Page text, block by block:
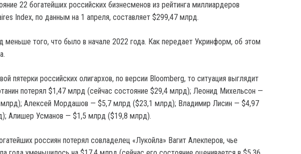
22 богатейших российских бизнесменов из рейтинга миллиардеров
Index, по данным на 1 апреля, составляет $299,47 млрд.
меньше того, что было в начале 2022 года. Как передает Укринформ, об этом
пятерки российских олигархов, по версии Bloomberg, то ситуация выглядит
потерял $1,47 млрд (сейчас состояние $29,4 млрд); Леонид Михельсон —
Алексей Мордашов — $5,7 млрд ($23,1 млрд); Владимир Лисин — $4,97
Алишер Усманов — $1,5 млрд ($19,8 млрд).
россиян потерял совладелец «Лукойла» Вагит Алекперов, чье